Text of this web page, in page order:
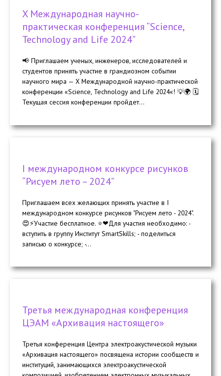
X Международная научно-
практическая конференция “Science,
Technology and Life 2024”
📢 Приглашаем ученых, инженеров, исследователей и
студентов принять участие в грандиозном событии
научного мира — X Международной научно-практической
конференции «Science, Technology and Life 2024«! 💡🌍 🗓️
Текущая сессия конференции пройдет...
I международном конкурсе рисунков
“Рисуем лето – 2024”
Приглашаем всех желающих принять участие в I
международном конкурсе рисунков "Рисуем лето - 2024".
😍⚡Участие бесплатное. ⭐❤Для участия необходимо: -
вступить в группу Институт SmartSkills; - поделиться
записью о конкурсе; -...
Третья международная конференция
ЦЭАМ «Архивация настоящего»
Третья конференция Центра электроакустической музыки
«Архивация настоящего» посвящена истории сообществ и
институций, занимающихся электроакустической